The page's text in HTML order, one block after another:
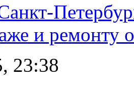
и ремонту
23:38